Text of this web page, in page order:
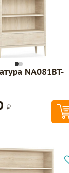
NA081BT-
Р